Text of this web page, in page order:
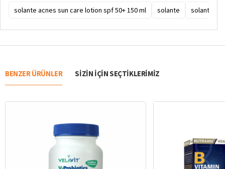
solante acnes sun care lotion spf 50+ 150 ml solante solante
BENZER ÜRÜNLER SIZIN IÇIN SEÇTIKLERIMIZ